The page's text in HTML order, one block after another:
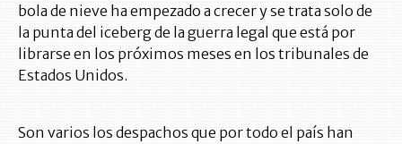
bola de nieve ha empezado a crecer y se trata solo de
la punta del iceberg de la guerra legal que está por
librarse en los próximos meses en los tribunales de
Estados Unidos.
Son varios los despachos que por todo el país han